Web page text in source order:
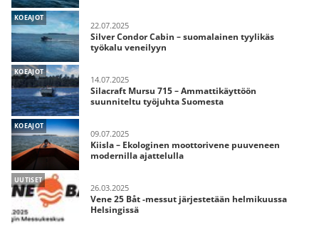
KOEAJOT
22.07.2025
Silver Condor Cabin – suomalainen tyylikäs
työkalu veneilyyn
KOEAJOT
14.07.2025
Silacraft Mursu 715 – Ammattikäyttöön
suunniteltu työjuhta Suomesta
KOEAJOT
09.07.2025
Kiisla – Ekologinen moottorivene puuveneen
modernilla ajattelulla
UUTISET
26.03.2025
Vene 25 Båt -messut järjestetään helmikuussa
Helsingissä